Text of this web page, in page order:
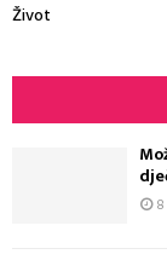
Život